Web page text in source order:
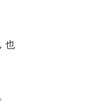
也